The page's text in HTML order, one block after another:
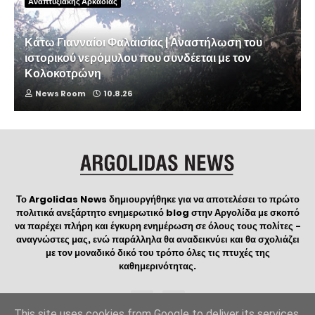
Κάτω Γιανναίοι Φαλαισίας | Αναστήλωση του
ιστορικού νερόμυλου που συνδέεται με τον
Κολοκοτρώνη
News Room 10.8.26
Το Argolidas News δημιουργήθηκε για να αποτελέσει το πρώτο
πολιτικά ανεξάρτητο ενημερωτικό blog στην Αργολίδα με σκοπό
να παρέχει πλήρη και έγκυρη ενημέρωση σε όλους τους πολίτες -
αναγνώστες μας, ενώ παράλληλα θα αναδεικνύει και θα σχολιάζει
με τον μοναδικό δικό του τρόπο όλες τις πτυχές της
καθημερινότητας.